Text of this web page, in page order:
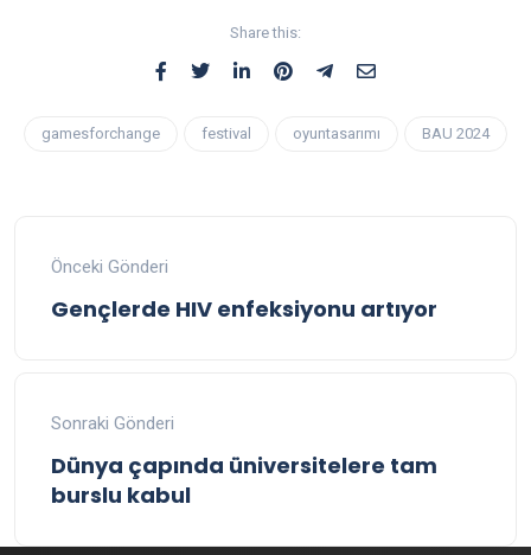
Share this:
gamesforchange festival oyuntasarımı BAU 2024
Önceki Gönderi
Gençlerde HIV enfeksiyonu artıyor
Sonraki Gönderi
Dünya çapında üniversitelere tam
burslu kabul